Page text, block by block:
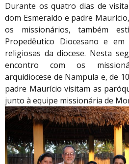
Durante os quatro dias de
dom Esmeraldo e padre
os missionários, também
Propedêutico Diocesano e em
religiosas da diocese. Nesta
encontro com os
arquidiocese de Nampula e, de
padre Maurício visitam as
junto à equipe missionária de